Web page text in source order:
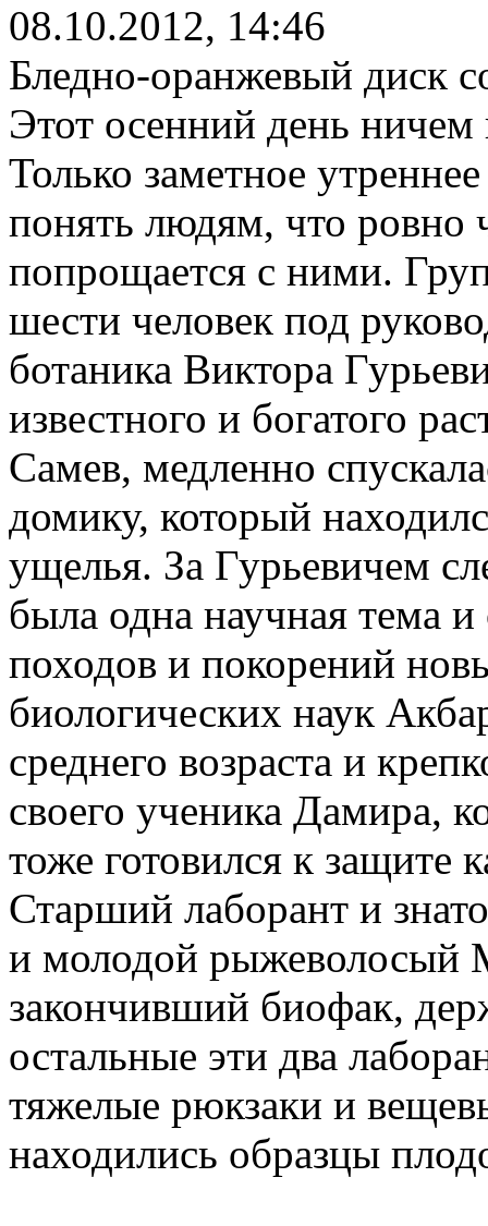
08.10.2012, 14:46
Бледно-оранжевый диск
Этот осенний день
Только заметное
понять людям, что ровно
попрощается с ними.
шести человек под
ботаника Виктора
известного и богатого
Самев, медленно
домику, который
ущелья. За Гурьевичем
была одна научная тема
походов и покорений
биологических наук
среднего возраста и
своего ученика Дамира,
тоже готовился к защите
Старший лаборант и
и молодой рыжеволосый
закончивший биофак,
остальные эти два
тяжелые рюкзаки и
находились образцы